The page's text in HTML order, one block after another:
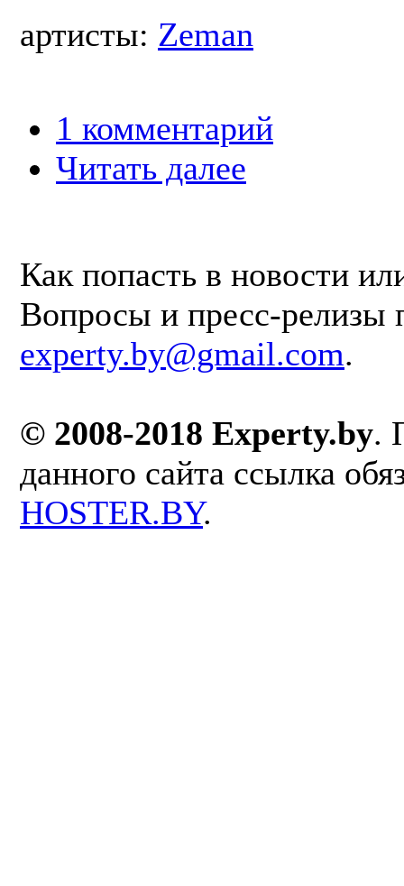
артисты: Zeman
1 комментарий
Читать далее
Как попасть в новости
Вопросы и пресс-релизы
experty.by@gmail.com.
© 2008-2018 Experty.by.
данного сайта ссылка
HOSTER.BY.